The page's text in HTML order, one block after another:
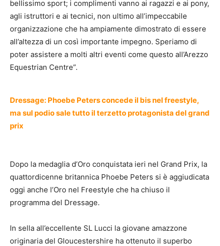
bellissimo sport; i complimenti vanno ai ragazzi e ai pony,
agli istruttori e ai tecnici, non ultimo all’impeccabile
organizzazione che ha ampiamente dimostrato di essere
all’altezza di un così importante impegno. Speriamo di
poter assistere a molti altri eventi come questo all’Arezzo
Equestrian Centre”.
Dressage: Phoebe Peters concede il bis nel freestyle,
ma sul podio sale tutto il terzetto protagonista del grand
prix
Dopo la medaglia d’Oro conquistata ieri nel Grand Prix, la
quattordicenne britannica Phoebe Peters si è aggiudicata
oggi anche l’Oro nel Freestyle che ha chiuso il
programma del Dressage.
In sella all’eccellente SL Lucci la giovane amazzone
originaria del Gloucestershire ha ottenuto il superbo